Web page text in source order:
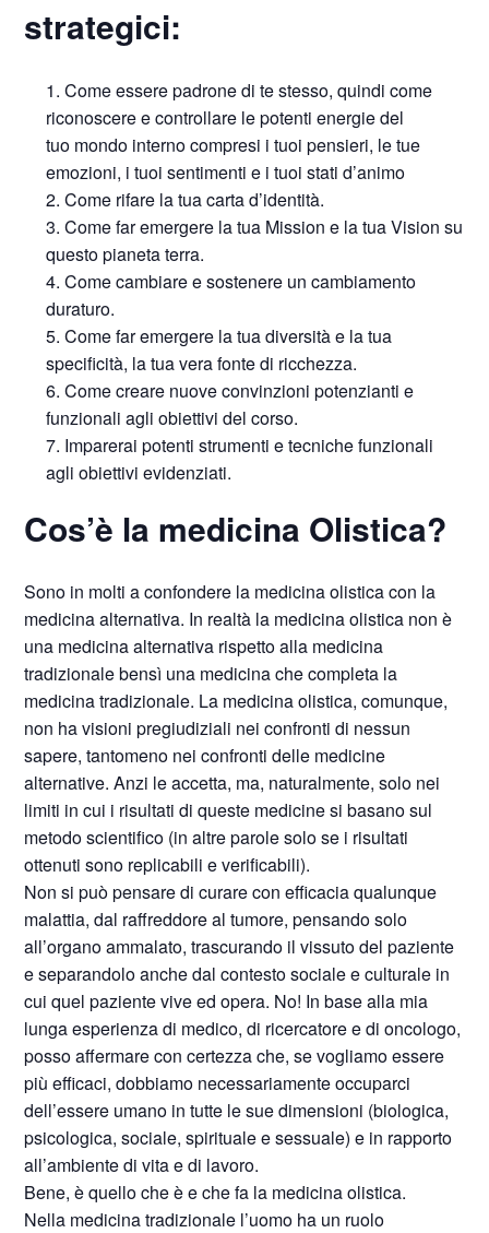
strategici:
Come essere padrone di te stesso, quindi come
riconoscere e controllare le potenti energie del
tuo mondo interno compresi i tuoi pensieri, le tue
emozioni, i tuoi sentimenti e i tuoi stati d’animo
Come rifare la tua carta d’identità.
Come far emergere la tua Mission e la tua Vision su
questo pianeta terra.
Come cambiare e sostenere un cambiamento
duraturo.
Come far emergere la tua diversità e la tua
specificità, la tua vera fonte di ricchezza.
Come creare nuove convinzioni potenzianti e
funzionali agli obiettivi del corso.
Imparerai potenti strumenti e tecniche funzionali
agli obiettivi evidenziati.
Cos’è la medicina Olistica?
Sono in molti a confondere la medicina olistica con la
medicina alternativa. In realtà la medicina olistica non è
una medicina alternativa rispetto alla medicina
tradizionale bensì una medicina che completa la
medicina tradizionale. La medicina olistica, comunque,
non ha visioni pregiudiziali nei confronti di nessun
sapere, tantomeno nei confronti delle medicine
alternative. Anzi le accetta, ma, naturalmente, solo nei
limiti in cui i risultati di queste medicine si basano sul
metodo scientifico (in altre parole solo se i risultati
ottenuti sono replicabili e verificabili).
Non si può pensare di curare con efficacia qualunque
malattia, dal raffreddore al tumore, pensando solo
all’organo ammalato, trascurando il vissuto del paziente
e separandolo anche dal contesto sociale e culturale in
cui quel paziente vive ed opera. No! In base alla mia
lunga esperienza di medico, di ricercatore e di oncologo,
posso affermare con certezza che, se vogliamo essere
più efficaci, dobbiamo necessariamente occuparci
dell’essere umano in tutte le sue dimensioni (biologica,
psicologica, sociale, spirituale e sessuale) e in rapporto
all’ambiente di vita e di lavoro.
Bene, è quello che è e che fa la medicina olistica.
Nella medicina tradizionale l’uomo ha un ruolo